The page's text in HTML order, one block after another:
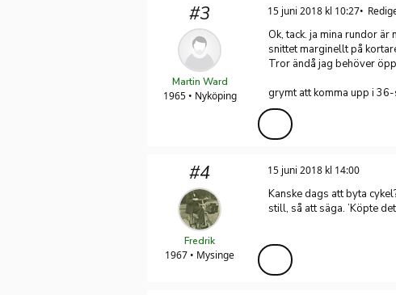
#3
Martin Ward
1965 • Nyköping
15 juni 2018 kl 10:27
Ok, tack. ja mina rundor
snittet marginellt på
Tror ändå jag behöver
grymt att komma upp i
#4
Fredrik
1967 • Mysinge
15 juni 2018 kl 14:00
Kanske dags att byta
still, så att säga. ’Köpte